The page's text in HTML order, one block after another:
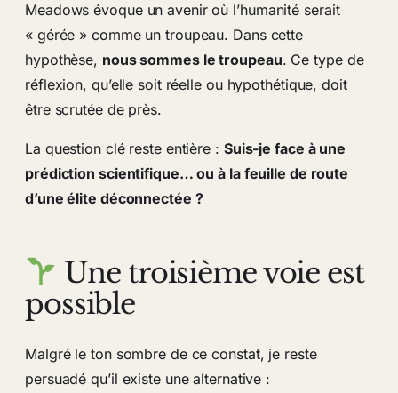
Meadows évoque un avenir où l’humanité serait
« gérée » comme un troupeau. Dans cette
hypothèse, nous sommes le troupeau. Ce type de
réflexion, qu’elle soit réelle ou hypothétique, doit
être scrutée de près.
La question clé reste entière : Suis-je face à une
prédiction scientifique… ou à la feuille de route
d’une élite déconnectée ?
Une troisième voie est
possible
Malgré le ton sombre de ce constat, je reste
persuadé qu’il existe une alternative :